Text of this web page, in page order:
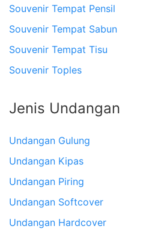
Souvenir Tempat Pensil
Souvenir Tempat Sabun
Souvenir Tempat Tisu
Souvenir Toples
Jenis Undangan
Undangan Gulung
Undangan Kipas
Undangan Piring
Undangan Softcover
Undangan Hardcover